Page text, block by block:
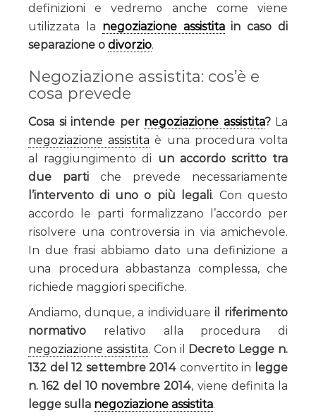
definizioni e vedremo anche come viene
utilizzata la negoziazione assistitain caso di
separazione o divorzio.
Negoziazione assistita: cos’è e
cosa prevede
Cosa si intende per negoziazione assistita?La
negoziazione assistita è una procedura volta
al raggiungimento di un accordo scritto tra
due parti che prevede necessariamente
l’intervento di uno o più legali. Con questo
accordo le parti formalizzano l’accordo per
risolvere una controversia in via amichevole.
In due frasi abbiamo dato una definizione a
una procedura abbastanza complessa, che
richiede maggiori specifiche.
Andiamo, dunque, a individuareil riferimento
normativo relativo alla procedura di
negoziazione assistita. Con il Decreto Legge n.
132 del 12 settembre 2014 convertito in legge
n. 162 del 10 novembre 2014, viene definita la
legge sulla negoziazione assistita.